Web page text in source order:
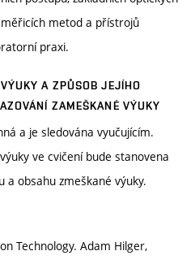
metod a přístrojů
praxi.
A ZPŮSOB JEJÍHO
ZAMEŠKANÉ VÝUKY
a je sledována vyučujícím.
ve cvičení bude stanovena
a obsahu zmeškané výuky.
Technology. Adam Hilger,